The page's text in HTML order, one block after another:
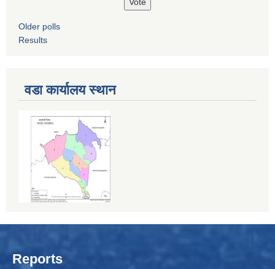
Older polls
Results
वडा कार्यालय स्थान
Reports